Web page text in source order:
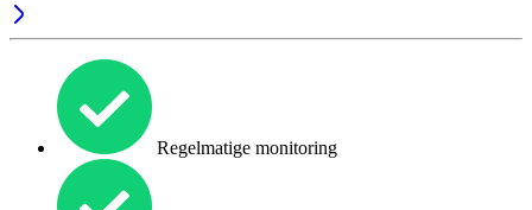
Regelmatige monitoring